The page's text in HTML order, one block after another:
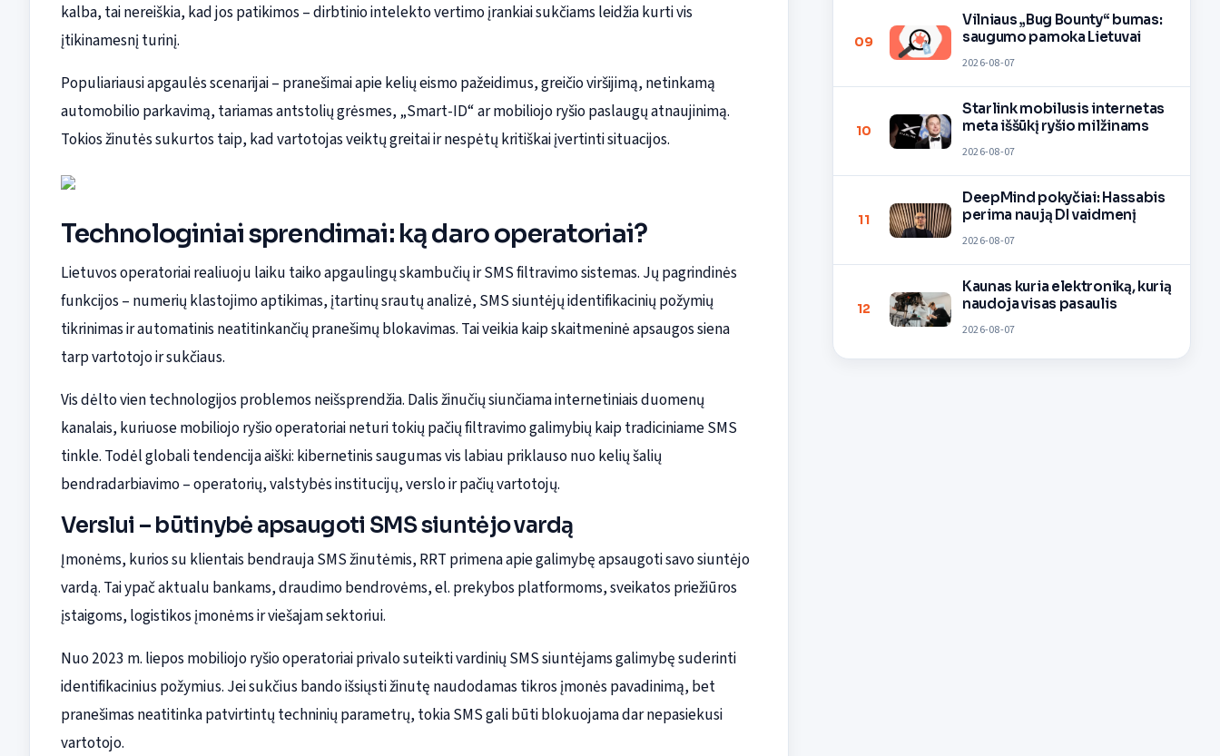
kalba, tai nereiškia, kad jos patikimos – dirbtinio intelekto vertimo įrankiai sukčiams leidžia kurti vis
įtikinamesnį turinį.
Populiariausi apgaulės scenarijai – pranešimai apie kelių eismo pažeidimus, greičio viršijimą, netinkamą
automobilio parkavimą, tariamas antstolių grėsmes, „Smart-ID“ ar mobiliojo ryšio paslaugų atnaujinimą.
Tokios žinutės sukurtos taip, kad vartotojas veiktų greitai ir nespėtų kritiškai įvertinti situacijos.
Technologiniai sprendimai: ką daro operatoriai?
Lietuvos operatoriai realiuoju laiku taiko apgaulingų skambučių ir SMS filtravimo sistemas. Jų pagrindinės
funkcijos – numerių klastojimo aptikimas, įtartinų srautų analizė, SMS siuntėjų identifikacinių požymių
tikrinimas ir automatinis neatitinkančių pranešimų blokavimas. Tai veikia kaip skaitmeninė apsaugos siena
tarp vartotojo ir sukčiaus.
Vis dėlto vien technologijos problemos neišsprendžia. Dalis žinučių siunčiama internetiniais duomenų
kanalais, kuriuose mobiliojo ryšio operatoriai neturi tokių pačių filtravimo galimybių kaip tradiciniame SMS
tinkle. Todėl globali tendencija aiški: kibernetinis saugumas vis labiau priklauso nuo kelių šalių
bendradarbiavimo – operatorių, valstybės institucijų, verslo ir pačių vartotojų.
Verslui – būtinybė apsaugoti SMS siuntėjo vardą
Įmonėms, kurios su klientais bendrauja SMS žinutėmis, RRT primena apie galimybę apsaugoti savo siuntėjo
vardą. Tai ypač aktualu bankams, draudimo bendrovėms, el. prekybos platformoms, sveikatos priežiūros
įstaigoms, logistikos įmonėms ir viešajam sektoriui.
Nuo 2023 m. liepos mobiliojo ryšio operatoriai privalo suteikti vardinių SMS siuntėjams galimybę suderinti
identifikacinius požymius. Jei sukčius bando išsiųsti žinutę naudodamas tikros įmonės pavadinimą, bet
pranešimas neatitinka patvirtintų techninių parametrų, tokia SMS gali būti blokuojama dar nepasiekusi
vartotojo.
09
Vilniaus „Bug Bounty“ bumas:
saugumo pamoka Lietuvai
2026-08-07
10
Starlink mobilusis internetas
meta iššūkį ryšio milžinams
2026-08-07
11
DeepMind pokyčiai: Hassabis
perima naują DI vaidmenį
2026-08-07
12
Kaunas kuria elektroniką, kurią
naudoja visas pasaulis
2026-08-07